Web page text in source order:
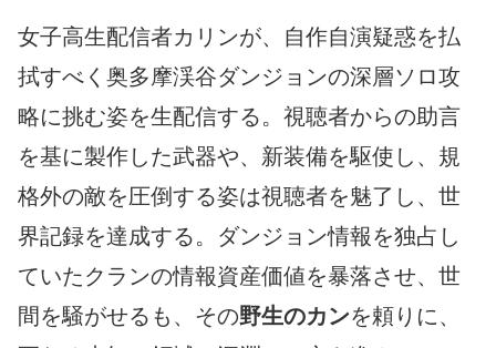
女子高生配信者カリンが、自作自演疑惑を払
拭すべく奥多摩渓谷ダンジョンの深層ソロ攻
略に挑む姿を生配信する。視聴者からの助言
を基に製作した武器や、新装備を駆使し、規
格外の敵を圧倒する姿は視聴者を魅了し、世
界記録を達成する。ダンジョン情報を独占し
ていたクランの情報資産価値を暴落させ、世
間を騒がせるも、その野生のカンを頼りに、